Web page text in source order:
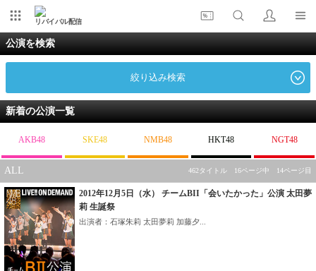
リバイバル配信
公演を検索
絞り込み検索
新着の公演一覧
AKB48 SKE48 NMB48 HKT48 NGT48
ALL 462タイトル 16ページ中 14ページ目
2012年12月5日（水） チームBII「会いたかった」公演 太田夢
莉 生誕祭
出演者：石塚朱莉 太田夢莉 加藤夕...